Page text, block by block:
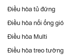
Điều hòa tủ đứng
Điều hòa nối ống gió
Điều hòa Multi
Điều hòa treo tường